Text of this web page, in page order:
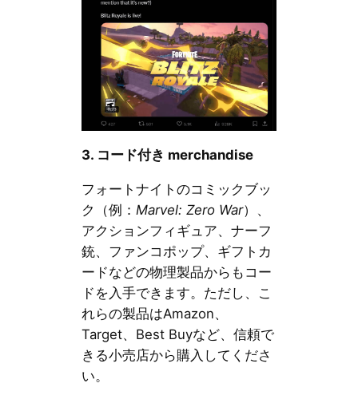
3. コード付き merchandise
フォートナイトのコミックブッ
ク（例： Marvel: Zero War）、
アクションフィギュア、ナーフ
銃、ファンコポップ、ギフトカ
ードなどの物理製品からもコー
ドを入手できます。ただし、こ
れらの製品はAmazon、
Target、Best Buyなど、信頼で
きる小売店から購入してくださ
い。